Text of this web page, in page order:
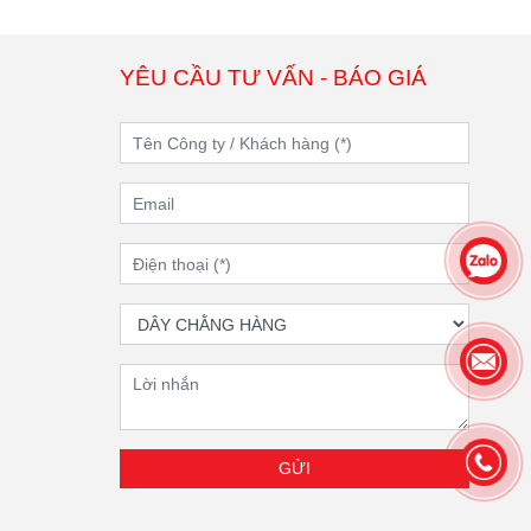
YÊU CẦU TƯ VẤN - BÁO GIÁ
GỬI